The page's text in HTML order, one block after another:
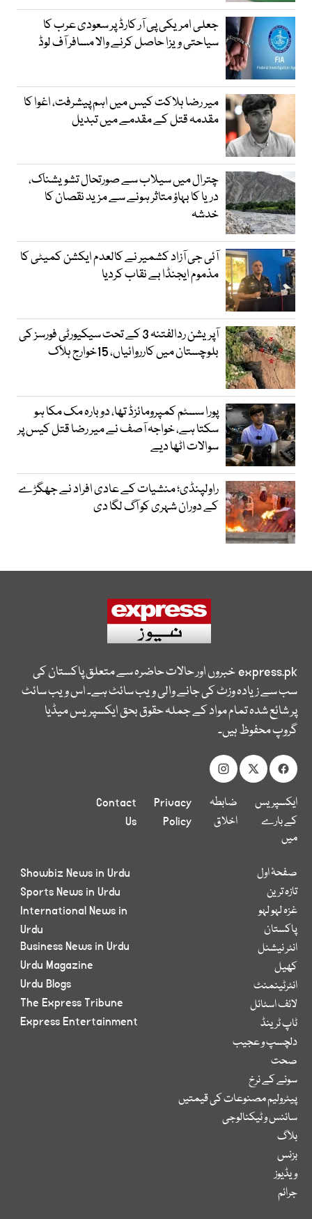
جعلی امریکی پی آر کارڈ پر سعودی عرب کا
سیاحتی ویزا حاصل کرنے والا مسافر آف لوڈ
میر رضا ہلاکت کیس میں اہم پیشرفت، اغوا کا
مقدمہ قتل کے مقدمے میں تبدیل
چترال میں سیلاب سے صورتحال تشویشناک،
دریا کا بہاؤ متاثر ہونے سے مزید نقصان کا
خدشہ
آئی جی آزاد کشمیر نے کالعدم ایکشن کمیٹی کا
مذموم ایجنڈا بے نقاب کردیا
آپریشن ردالفتنہ 3 کے تحت سیکیورٹی فورسز کی
بلوچستان میں کارروائیاں، 15خوارج ہلاک
پورا سسٹم کمپرومائزڈ تھا، دوبارہ مک مکا ہو
سکتا ہے، خواجہ آصف نے میر رضا قتل کیس پر
سوالات اٹھا دیے
راولپنڈی؛ منشیات کے عادی افراد نے جھگڑے
کے دوران شہری کو آگ لگا دی
express.pkخبروں اور حالات حاضرہ سے متعلق پاکستان کی
سب سے زیادہ وزٹ کی جانے والی ویب سائٹ ہے۔ اس ویب سائٹ
پر شائع شدہ تمام مواد کے جملہ حقوق بحق ایکسپریس میڈیا
گروپ محفوظ ہیں۔
ایکسپریس
کے بارے
میں
ضابطہ
اخلاق
Privacy
Policy
Contact
Us
صفحۂ اول
تازہ ترین
غزہ لہو لہو
پاکستان
انٹر نیشنل
کھیل
انٹرٹینمنٹ
لائف اسٹائل
ٹاپ ٹرینڈ
دلچسپ و عجیب
صحت
سونے کے نرخ
پیٹرولیم مصنوعات کی قیمتیں
سائنس و ٹیکنالوجی
بلاگ
بزنس
ویڈیوز
جرائم
Showbiz News in Urdu
Sports News in Urdu
International News in
Urdu
Business News in Urdu
Urdu Magazine
Urdu Blogs
The Express Tribune
Express Entertainment